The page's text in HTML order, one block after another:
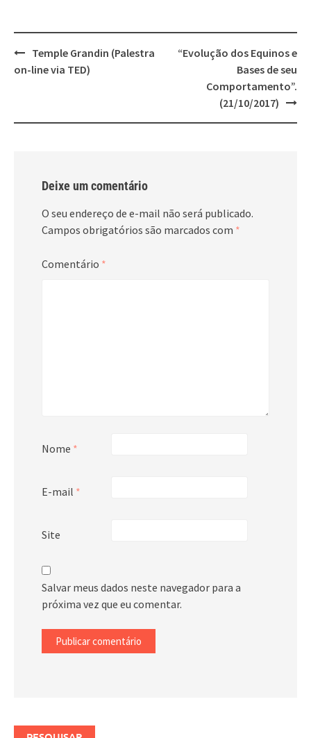
Post
navigation
Temple Grandin (Palestra
on-line via TED)
“Evolução dos Equinos e
Bases de seu
Comportamento”.
(21/10/2017)
Deixe um comentário
O seu endereço de e-mail não será publicado.
Campos obrigatórios são marcados com *
Comentário *
Nome *
E-mail *
Site
Salvar meus dados neste navegador para a
próxima vez que eu comentar.